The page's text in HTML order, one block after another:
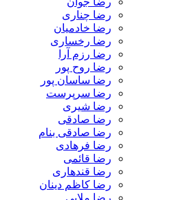
رضا چناری
رضا خادمیان
رضا رخساری
رضا رزم آرا
رضا روح پور
رضا ساسان پور
رضا سرپرست
رضا شیری
رضا صادقی
رضا صادقی بنام
رضا فرهادی
رضا قائمی
رضا قندهاری
رضا کاظم دینان